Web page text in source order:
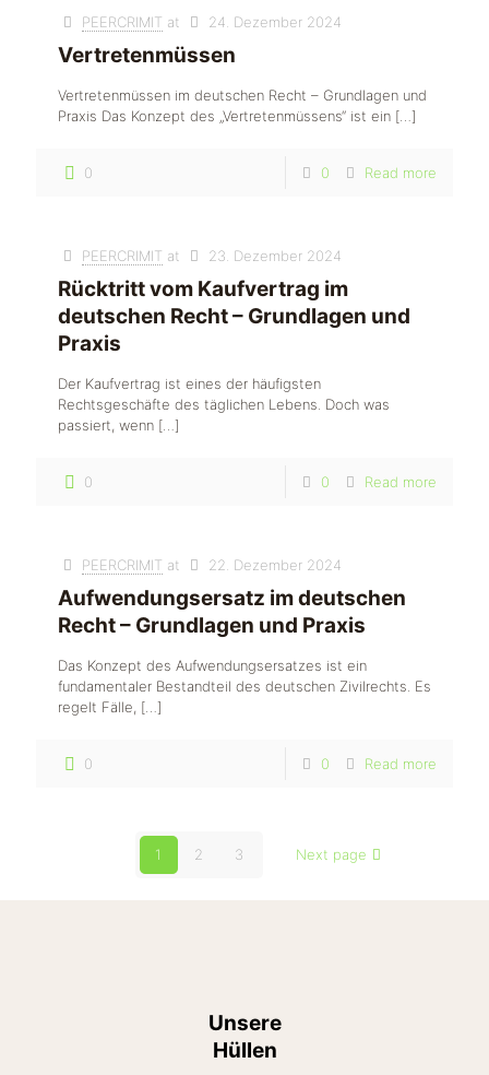
PEERCRIMIT at 24. Dezember 2024
Vertretenmüssen
Vertretenmüssen im deutschen Recht – Grundlagen und
Praxis Das Konzept des „Vertretenmüssens“ ist ein […]
0 0 Read more
PEERCRIMIT at 23. Dezember 2024
Rücktritt vom Kaufvertrag im
deutschen Recht – Grundlagen und
Praxis
Der Kaufvertrag ist eines der häufigsten
Rechtsgeschäfte des täglichen Lebens. Doch was
passiert, wenn […]
0 0 Read more
PEERCRIMIT at 22. Dezember 2024
Aufwendungsersatz im deutschen
Recht – Grundlagen und Praxis
Das Konzept des Aufwendungsersatzes ist ein
fundamentaler Bestandteil des deutschen Zivilrechts. Es
regelt Fälle, […]
0 0 Read more
1 2 3 Next page
Unsere
Hüllen